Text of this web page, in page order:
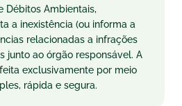
Débitos Ambientais,
a inexistência (ou informa a
relacionadas a infrações
junto ao órgão responsável. A
exclusivamente por meio
rápida e segura.